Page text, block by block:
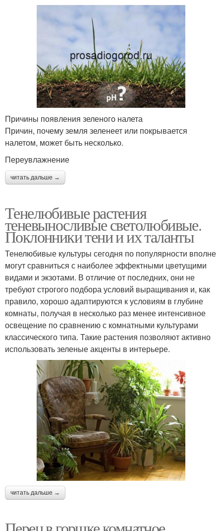
Причины появления зеленого налета
Причин, почему земля зеленеет или покрывается
налетом, может быть несколько.
Переувлажнение
читать дальше →
Тенелюбивые растения
теневыносливые светолюбивые.
Поклонники тени и их таланты
Тенелюбивые культуры сегодня по популярности вполне
могут сравниться с наиболее эффектными цветущими
видами и экзотами. В отличие от последних, они не
требуют строгого подбора условий выращивания и, как
правило, хорошо адаптируются к условиям в глубине
комнаты, получая в несколько раз менее интенсивное
освещение по сравнению с комнатными культурами
классического типа. Такие растения позволяют активно
использовать зеленые акценты в интерьере.
читать дальше →